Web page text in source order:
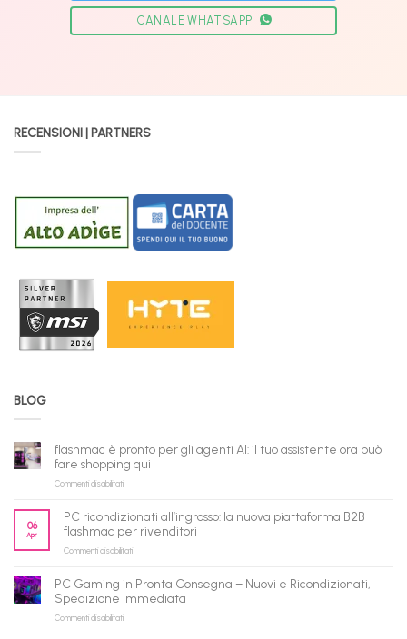
CANALE WHATSAPP
RECENSIONI | PARTNERS
BLOG
flashmac è pronto per gli agenti AI: il tuo assistente ora può
fare shopping qui
Commenti disabilitatisu
pronto
per
gli
il
tuo
assistente
06
Apr
PC ricondizionati all’ingrosso: la nuova piattaforma B2B
flashmac per rivenditori
Commenti disabilitatisu
all’ingrosso:
la
PC Gaming in Pronta Consegna – Nuovi e Ricondizionati,
Spedizione Immediata
Commenti disabilitatisu